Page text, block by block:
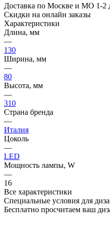
Доставка по Москве и МО 1-2
Скидки на онлайн заказы
Характеристики
Длина, мм
—
130
Ширина, мм
—
80
Высота, мм
—
310
Страна бренда
—
Италия
Цоколь
—
LED
Мощность лампы, W
—
16
Все характеристики
Специальные условия для
Бесплатно просчитаем ваш